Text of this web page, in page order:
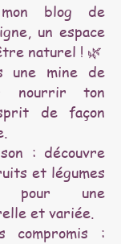
blog de
un espace
naturel ! 🌿
une mine de
nourrir ton
de façon
: découvre
et légumes
pour une
et variée.
compromis :